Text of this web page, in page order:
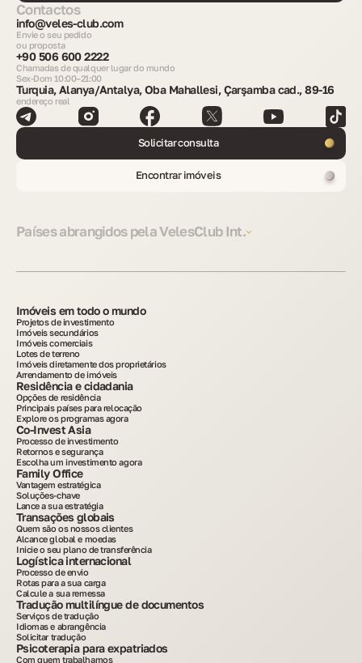
Contactos
info@veles-club.com
Envie o seu pedido
ou proposta
+90 506 600 2222
Chamadas de qualquer lugar do mundo
Sex-Dom 10:00–21:00
Turquia, Alanya/Antalya, Oba Mahallesi, Çarşamba cad., 89-16
endereço real
Solicitar consulta
Encontrar imóveis
Países abrangidos pela VelesClub Int.
Imóveis em todo o mundo
Projetos de investimento
Imóveis secundários
Imóveis comerciais
Lotes de terreno
Imóveis diretamente dos proprietários
Arrendamento de imóveis
Residência e cidadania
Opções de residência
Principais países para relocação
Explore os programas agora
Co-Invest Asia
Processo de investimento
Retornos e segurança
Escolha um investimento agora
Family Office
Vantagem estratégica
Soluções-chave
Lance a sua estratégia
Transações globais
Quem são os nossos clientes
Alcance global e moedas
Inicie o seu plano de transferência
Logística internacional
Processo de envio
Rotas para a sua carga
Calcule a sua remessa
Tradução multilíngue de documentos
Serviços de tradução
Idiomas e abrangência
Solicitar tradução
Psicoterapia para expatriados
Com quem trabalhamos